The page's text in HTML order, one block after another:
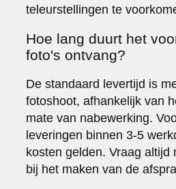
teleurstellingen te
Hoe lang duurt het
foto's ontvang?
De standaard levertijd is
fotoshoot, afhankelijk van
mate van nabewerking.
leveringen binnen 3-5
kosten gelden. Vraag altijd
bij het maken van de